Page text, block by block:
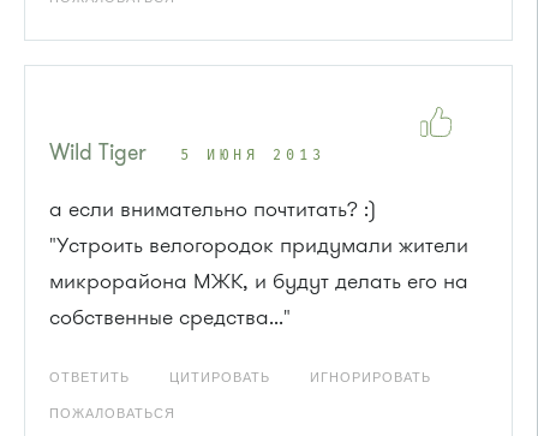
Wild Tiger 5 ИЮНЯ 2013
а если внимательно почтитать? :)
"Устроить велогородок придумали жители
микрорайона МЖК, и будут делать его на
собственные средства..."
ОТВЕТИТЬ ЦИТИРОВАТЬ ИГНОРИРОВАТЬ
ПОЖАЛОВАТЬСЯ